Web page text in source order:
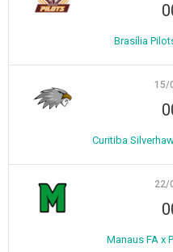
Brasília
15/
Curitiba
22/
Manaus FA x